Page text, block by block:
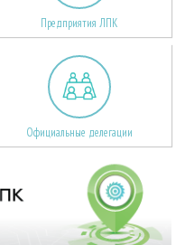
Предприятия ЛПК
Официальные делегации